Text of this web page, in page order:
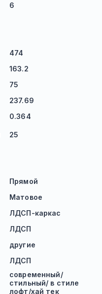
6
474
163.2
75
237.69
0.364
25
Прямой
Матовое
ЛДСП-каркас
ЛДСП
другие
ЛДСП
современный/
стильный/ в стиле
лофт/хай тек